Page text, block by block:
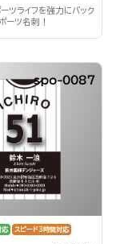
ツライフを強力にバック
ーツ名刺！
spo-0087
応 スピード3時間対応